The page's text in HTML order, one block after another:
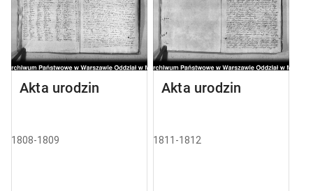
Akta urodzin
1808-1809
Akta urodzin
1811-1812